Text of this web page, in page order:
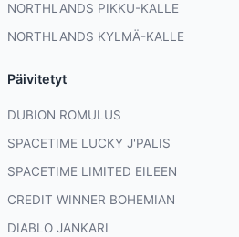
NORTHLANDS PIKKU-KALLE
NORTHLANDS KYLMÄ-KALLE
Päivitetyt
DUBION ROMULUS
SPACETIME LUCKY J'PALIS
SPACETIME LIMITED EILEEN
CREDIT WINNER BOHEMIAN
DIABLO JANKARI